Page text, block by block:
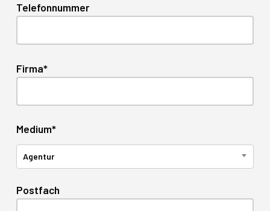
Telefonnummer
Firma*
Medium*
Agentur
Postfach